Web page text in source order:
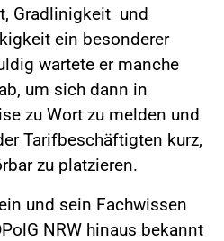
Gradlinigkeit und
ein besonderer
wartete er manche
um sich dann in
zu Wort zu melden und
Tarifbeschäftigten kurz,
zu platzieren.
und sein Fachwissen
NRW hinaus bekannt